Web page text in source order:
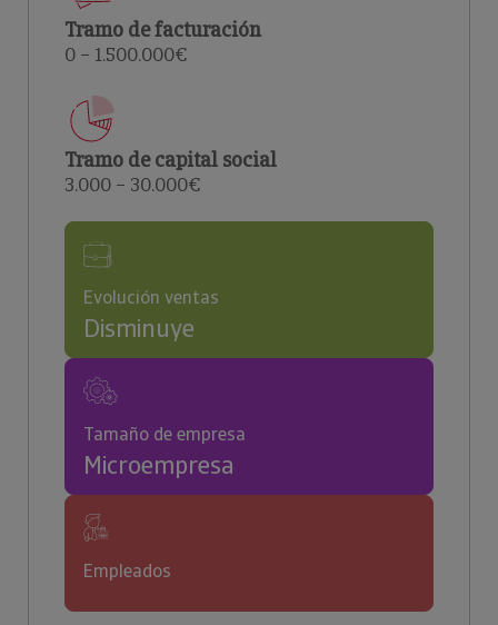
Tramo de facturación
0 – 1.500.000€
Tramo de capital social
3.000 – 30.000€
Evolución ventas
Disminuye
Tamaño de empresa
Microempresa
Empleados